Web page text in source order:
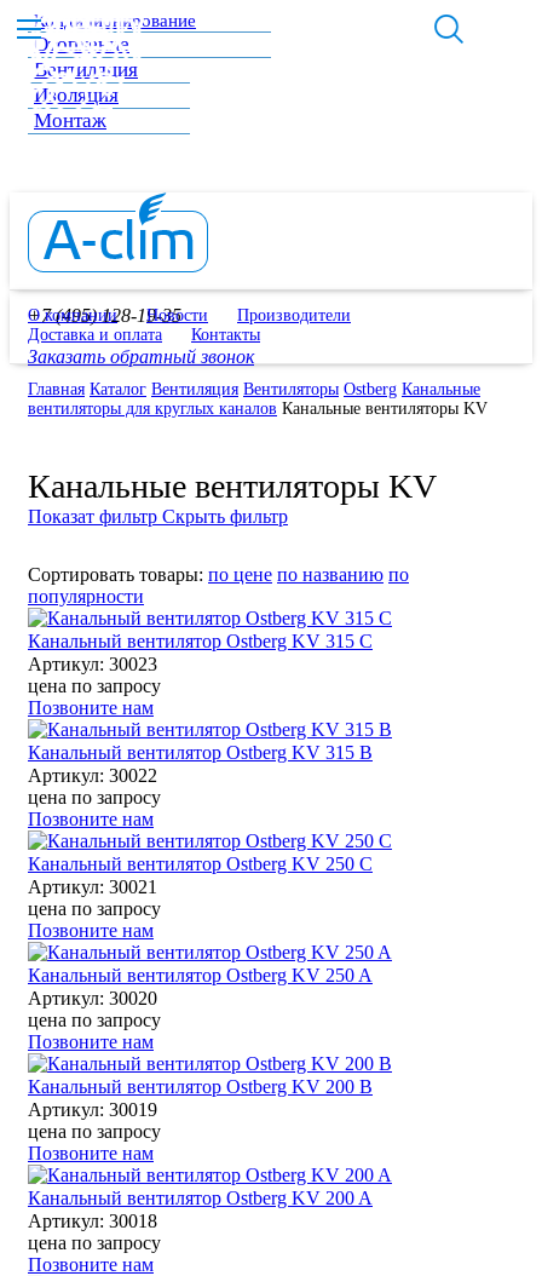
Кондиционирование
Отопление
Вентиляция
Изоляция
Монтаж
+7 (495) 128-19-35
Заказать обратный звонок
О компании Новости
Производители
Доставка и оплата
Контакты
Главная Каталог Вентиляция Вентиляторы Ostberg Канальные
вентиляторы для круглых каналов Канальные вентиляторы KV
Канальные вентиляторы KV
Показат фильтр Скрыть фильтр
Сортировать товары: по цене по названию по
популярности
Канальный вентилятор Ostberg KV 315 C
Артикул: 30023
цена по запросу
Позвоните нам
Канальный вентилятор Ostberg KV 315 B
Артикул: 30022
цена по запросу
Позвоните нам
Канальный вентилятор Ostberg KV 250 C
Артикул: 30021
цена по запросу
Позвоните нам
Канальный вентилятор Ostberg KV 250 A
Артикул: 30020
цена по запросу
Позвоните нам
Канальный вентилятор Ostberg KV 200 B
Артикул: 30019
цена по запросу
Позвоните нам
Канальный вентилятор Ostberg KV 200 A
Артикул: 30018
цена по запросу
Позвоните нам